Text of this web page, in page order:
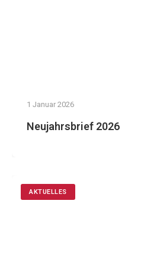
1 Januar 2026
Neujahrsbrief 2026
AKTUELLES